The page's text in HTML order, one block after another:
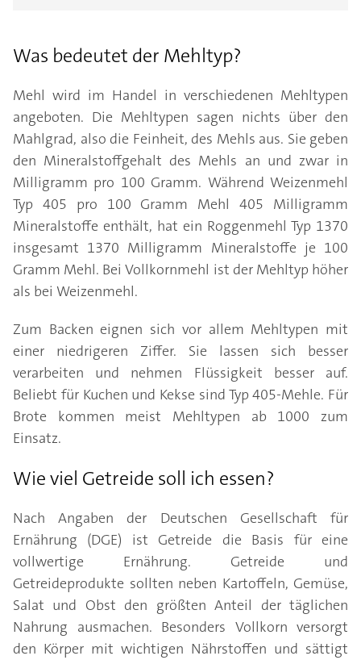
Was bedeutet der Mehltyp?
Mehl wird im Handel in verschiedenen Mehltypen
angeboten. Die Mehltypen sagen nichts über den
Mahlgrad, also die Feinheit, des Mehls aus. Sie geben
den Mineralstoffgehalt des Mehls an und zwar in
Milligramm pro 100 Gramm. Während Weizenmehl
Typ 405 pro 100 Gramm Mehl 405 Milligramm
Mineralstoffe enthält, hat ein Roggenmehl Typ 1370
insgesamt 1370 Milligramm Mineralstoffe je 100
Gramm Mehl. Bei Vollkornmehl ist der Mehltyp höher
als bei Weizenmehl.
Zum Backen eignen sich vor allem Mehltypen mit
einer niedrigeren Ziffer. Sie lassen sich besser
verarbeiten und nehmen Flüssigkeit besser auf.
Beliebt für Kuchen und Kekse sind Typ 405-Mehle. Für
Brote kommen meist Mehltypen ab 1000 zum
Einsatz.
Wie viel Getreide soll ich essen?
Nach Angaben der Deutschen Gesellschaft für
Ernährung (DGE) ist Getreide die Basis für eine
vollwertige Ernährung. Getreide und
Getreideprodukte sollten neben Kartoffeln, Gemüse,
Salat und Obst den größten Anteil der täglichen
Nahrung ausmachen. Besonders Vollkorn versorgt
den Körper mit wichtigen Nährstoffen und sättigt